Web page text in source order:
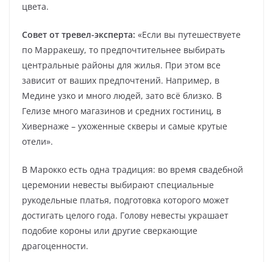
цвета.
Совет от тревел-эксперта: «Если вы путешествуете
по Марракешу, то предпочтительнее выбирать
центральные районы для жилья. При этом все
зависит от ваших предпочтений. Например, в
Медине узко и много людей, зато всё близко. В
Гелизе много магазинов и средних гостиниц, в
Хивернаже – ухоженные скверы и самые крутые
отели».
В Марокко есть одна традиция: во время свадебной
церемонии невесты выбирают специальные
рукодельные платья, подготовка которого может
достигать целого года. Голову невесты украшает
подобие короны или другие сверкающие
драгоценности.